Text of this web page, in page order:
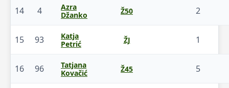
14 4
Azra
Džanko
Ž50 2
15 93
Katja
Petrić
ŽJ 1
16 96
Tatjana
Kovačić
Ž45 5